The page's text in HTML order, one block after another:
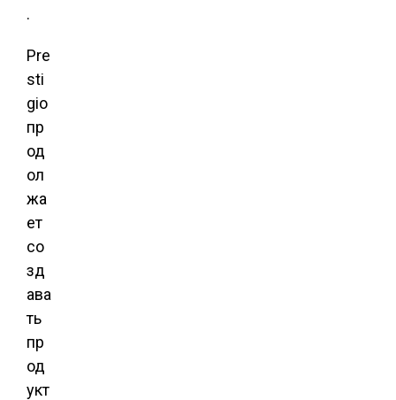
.
Pre
sti
gio
пр
од
ол
жа
ет
со
зд
ава
ть
пр
од
укт